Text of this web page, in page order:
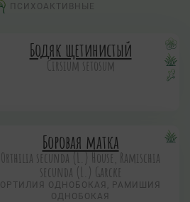
ПСИХОАКТИВНЫЕ
Бодяк щетинистый
Cirsium setosum
Боровая матка
Orthilia secunda (L.) House, Ramischia
secunda (L.) Garсke
ОРТИЛИЯ ОДНОБОКАЯ, РАМИШИЯ
ОДНОБОКАЯ